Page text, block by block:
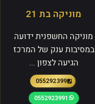
מוניקה בת 21
מוניקה החשפנית ידועה
במסיבות ענק של המרכז
הגיעה לצפון ...
0552923991
0552923991